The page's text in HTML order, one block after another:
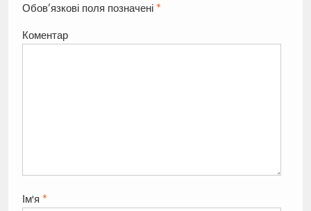
Обов’язкові поля позначені *
Коментар
Ім'я *